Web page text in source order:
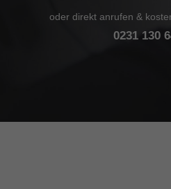
oder direkt anrufen &
0231 130